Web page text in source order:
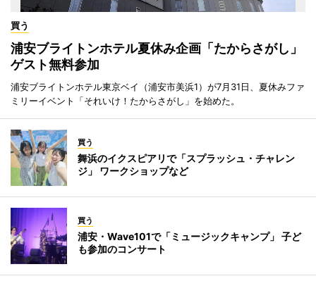
買う
浦安ブライトンホテル夏休み企画「たからさがし」
ゲスト無料参加
浦安ブライトンホテル東京ベイ（浦安市美浜1）が7月31日、夏休みファ
ミリーイベント「それいけ！たからさがし」を始めた。
買う
舞浜のイクスピアリで「スプラッシュ・チャレン
ジ」 ワークショップなど
買う
浦安・Wave101で「ミュージックキャンプ」 子ど
も参加のコンサート